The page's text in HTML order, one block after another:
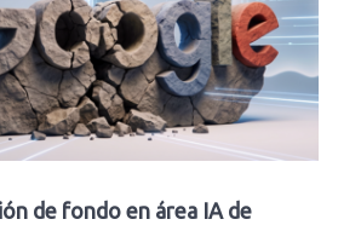
de fondo en área IA de